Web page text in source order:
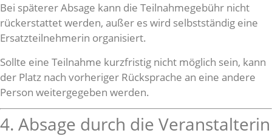
Bei späterer Absage kann die Teilnahmegebühr nicht
rückerstattet werden, außer es wird selbstständig eine
Ersatzteilnehmerin organisiert.
Sollte eine Teilnahme kurzfristig nicht möglich sein, kann
der Platz nach vorheriger Rücksprache an eine andere
Person weitergegeben werden.
4. Absage durch die Veranstalterin